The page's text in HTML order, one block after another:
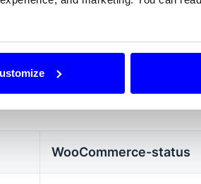
dina beställningar direkt i din
orderstatus i WooCommerce. Du
WooCommerce-status